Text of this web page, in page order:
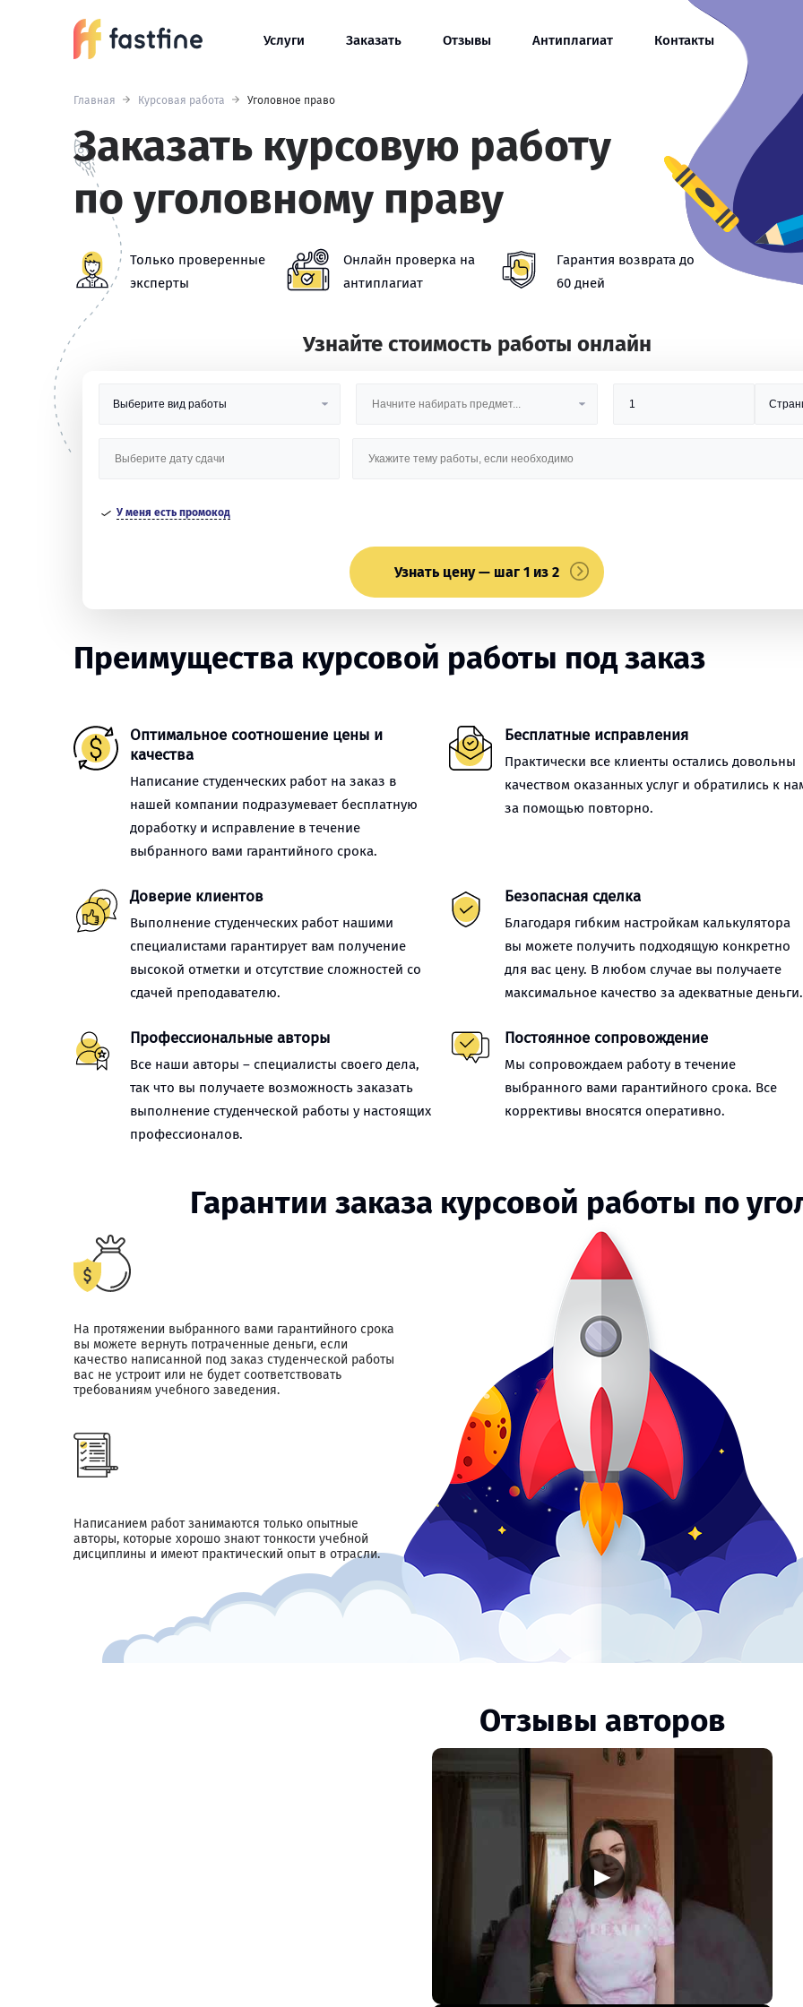
Услуги Заказать Отзывы Антиплагиат Контакты
Главная Курсовая работа Уголовное право
Заказать курсовую работу
по уголовному праву
Только проверенные
эксперты
Онлайн проверка на
антиплагиат
Гарантия возврата до
60 дней
Узнайте стоимость работы онлайн
У меня есть промокод
Узнать цену — шаг 1 из 2
Преимущества курсовой работы под заказ
Оптимальное соотношение цены и
качества
Написание студенческих работ на заказ в
нашей компании подразумевает бесплатную
доработку и исправление в течение
выбранного вами гарантийного срока.
Бесплатные исправления
Практически все клиенты остались довольны
качеством оказанных услуг и обратились к
за помощью повторно.
Доверие клиентов
Выполнение студенческих работ нашими
специалистами гарантирует вам получение
высокой отметки и отсутствие сложностей со
сдачей преподавателю.
Безопасная сделка
Благодаря гибким настройкам калькулятора
вы можете получить подходящую конкретно
для вас цену. В любом случае вы получаете
максимальное качество за адекватные деньги.
Профессиональные авторы
Все наши авторы – специалисты своего дела,
так что вы получаете возможность заказать
выполнение студенческой работы у настоящих
профессионалов.
Постоянное сопровождение
Мы сопровождаем работу в течение
выбранного вами гарантийного срока. Все
коррективы вносятся оперативно.
Гарантии заказа курсовой работы по
На протяжении выбранного вами гарантийного срока
вы можете вернуть потраченные деньги, если
качество написанной под заказ студенческой работы
вас не устроит или не будет соответствовать
требованиям учебного заведения.
Написанием работ занимаются только опытные
авторы, которые хорошо знают тонкости учебной
дисциплины и имеют практический опыт в отрасли.
Отзывы авторов
▶